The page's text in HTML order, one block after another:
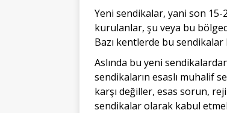
Yeni sendikalar, yani son
kurulanlar, şu veya bu
Bazı kentlerde bu sendikalar
Aslında bu yeni
sendikaların esaslı muhalif
karşı değiller, esas sorun,
sendikalar olarak kabul